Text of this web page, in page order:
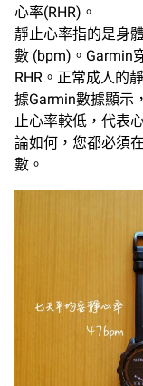
心率(RHR)。
靜止心率指的是身
數 (bpm)。Garmin
RHR。正常成人的
據Garmin數據顯示
止心率較低，代表
論如何，您都必須
數。